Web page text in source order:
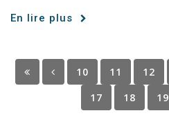
En lire plus
10 11 12
17
18 19